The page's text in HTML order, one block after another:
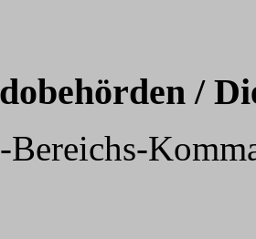
/
Bereichs-